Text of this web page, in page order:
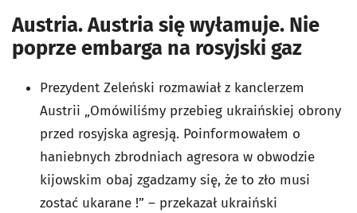
Austria. Austria się wyłamuje. Nie
poprze embarga na rosyjski gaz
Prezydent Zeleński rozmawiał z kanclerzem
Austrii „Omówiliśmy przebieg ukraińskiej obrony
przed rosyjska agresją. Poinformowałem o
haniebnych zbrodniach agresora w obwodzie
kijowskim obaj zgadzamy się, że to zło musi
zostać ukarane !” – przekazał ukraiński